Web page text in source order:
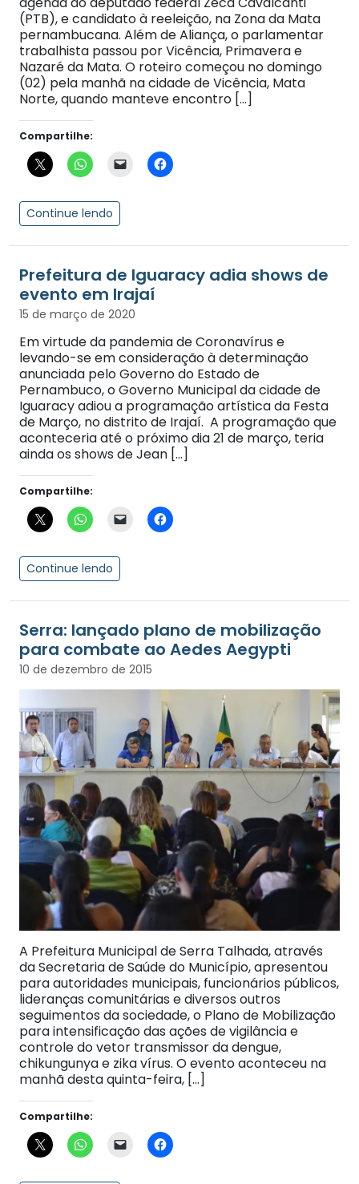
(PTB), e candidato à reeleição, na Zona da Mata
pernambucana. Além de Aliança, o parlamentar
trabalhista passou por Vicência, Primavera e
Nazaré da Mata. O roteiro começou no domingo
(02) pela manhã na cidade de Vicência, Mata
Norte, quando manteve encontro […]
Compartilhe:
Continue lendo
Prefeitura de Iguaracy adia shows de
evento em Irajaí
15 de março de 2020
Em virtude da pandemia de Coronavírus e
levando-se em consideração à determinação
anunciada pelo Governo do Estado de
Pernambuco, o Governo Municipal da cidade de
Iguaracy adiou a programação artística da Festa
de Março, no distrito de Irajaí. A programação que
aconteceria até o próximo dia 21 de março, teria
ainda os shows de Jean […]
Compartilhe:
Continue lendo
Serra: lançado plano de mobilização
para combate ao Aedes Aegypti
10 de dezembro de 2015
A Prefeitura Municipal de Serra Talhada, através
da Secretaria de Saúde do Município, apresentou
para autoridades municipais, funcionários públicos,
lideranças comunitárias e diversos outros
seguimentos da sociedade, o Plano de Mobilização
para intensificação das ações de vigilância e
controle do vetor transmissor da dengue,
chikungunya e zika vírus. O evento aconteceu na
manhã desta quinta-feira, […]
Compartilhe: